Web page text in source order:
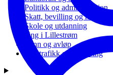
Politikk og administrasjon
Skatt, bevilling og næring
Skole og utdanning
Ung i Lillestrøm
Vann og avløp
Vei, trafikk og parkering